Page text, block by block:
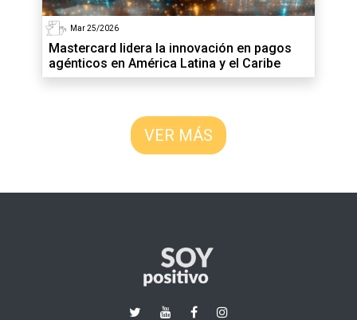
Mar 25/2026
Mastercard lidera la innovación en pagos
agénticos en América Latina y el Caribe
VER MÁS